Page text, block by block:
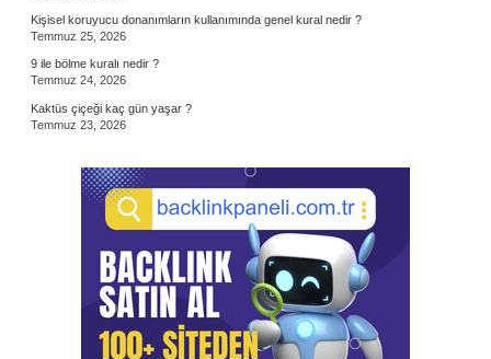
Kişisel koruyucu donanımların kullanımında genel kural nedir ?
Temmuz 25, 2026
9 ile bölme kuralı nedir ?
Temmuz 24, 2026
Kaktüs çiçeği kaç gün yaşar ?
Temmuz 23, 2026